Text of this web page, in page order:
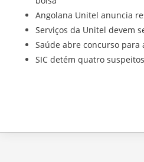
Angolana Unitel anuncia
Serviços da Unitel devem
Saúde abre concurso
SIC detém quatro